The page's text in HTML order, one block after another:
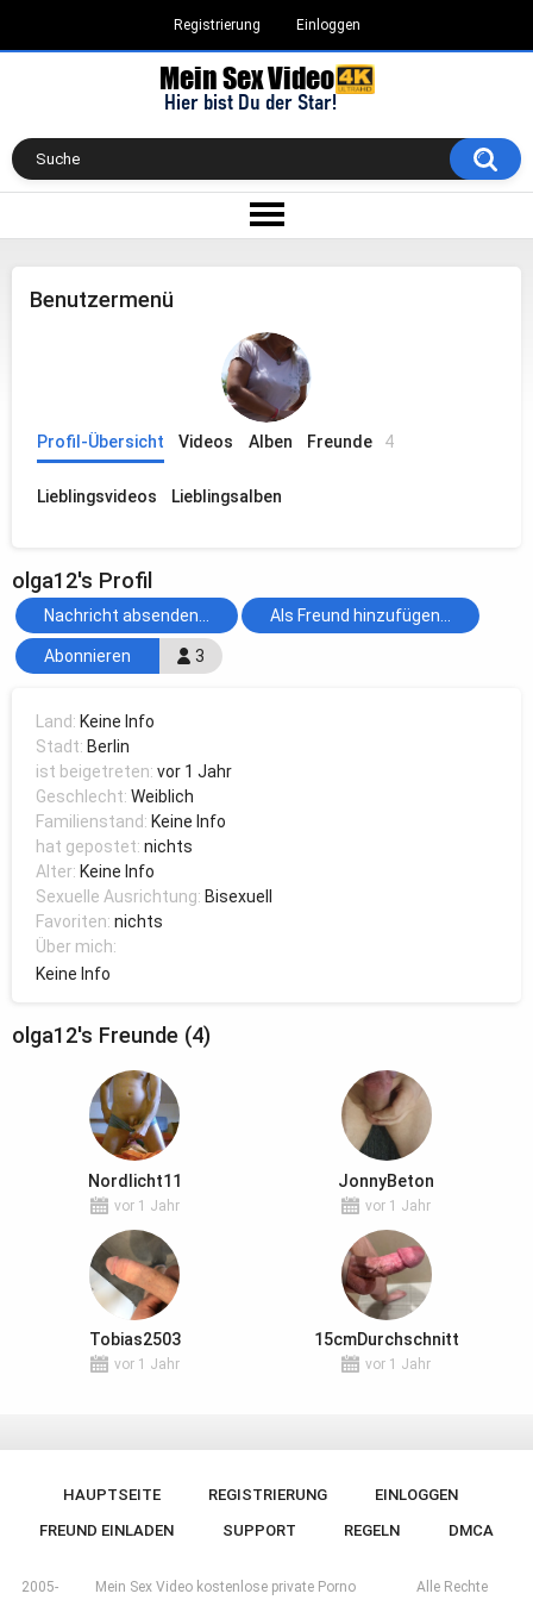
Registrierung Einloggen
Benutzermenü
Profil-Übersicht Videos Alben Freunde 4
Lieblingsvideos Lieblingsalben
olga12's Profil
3
Abonnieren
Nachricht absenden... Als Freund hinzufügen...
Land: Keine Info
Stadt: Berlin
ist beigetreten:vor 1 Jahr
Geschlecht:Weiblich
Familienstand: Keine Info
hat gepostet:nichts
Alter: Keine Info
Sexuelle Ausrichtung: Bisexuell
Favoriten:nichts
Über mich:
Keine Info
olga12's Freunde (4)
Nordlicht11
vor 1 Jahr
JonnyBeton
vor 1 Jahr
Tobias2503
vor 1 Jahr
15cmDurchschnitt
vor 1 Jahr
HAUPTSEITE REGISTRIERUNG
EINLOGGEN
FREUND EINLADEN
SUPPORT REGELN DMCA
2005- Mein Sex Video kostenlose private Porno Alle Rechte